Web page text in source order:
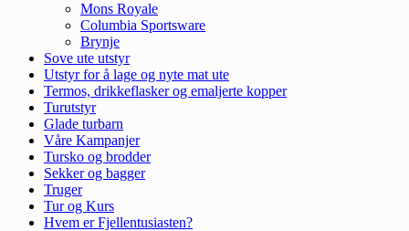
Mons Royale
Columbia Sportsware
Brynje
Sove ute utstyr
Utstyr for å lage og nyte mat ute
Termos, drikkeflasker og emaljerte kopper
Turutstyr
Glade turbarn
Våre Kampanjer
Tursko og brodder
Sekker og bagger
Truger
Tur og Kurs
Hvem er Fjellentusiasten?